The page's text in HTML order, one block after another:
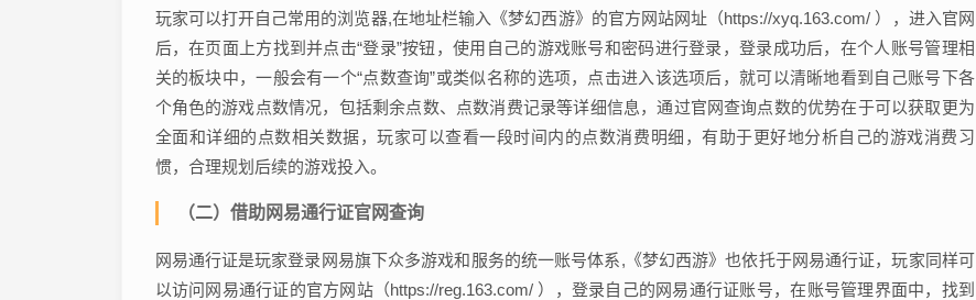
玩家可以打开自己常用的浏览器,在地址栏输入《梦幻西游》的官方网站网址（https://xyq.163.com/ ），进入官网
后，在页面上方找到并点击“登录”按钮，使用自己的游戏账号和密码进行登录，登录成功后，在个人账号管理相
关的板块中，一般会有一个“点数查询”或类似名称的选项，点击进入该选项后，就可以清晰地看到自己账号下各
个角色的游戏点数情况，包括剩余点数、点数消费记录等详细信息，通过官网查询点数的优势在于可以获取更为
全面和详细的点数相关数据，玩家可以查看一段时间内的点数消费明细，有助于更好地分析自己的游戏消费习
惯，合理规划后续的游戏投入。
（二）借助网易通行证官网查询
网易通行证是玩家登录网易旗下众多游戏和服务的统一账号体系,《梦幻西游》也依托于网易通行证，玩家同样可
以访问网易通行证的官方网站（https://reg.163.com/ ），登录自己的网易通行证账号，在账号管理界面中，找到